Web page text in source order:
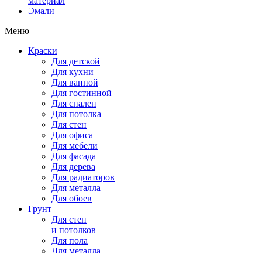
Эмали
Меню
Краски
Для детской
Для кухни
Для ванной
Для гостинной
Для спален
Для потолка
Для стен
Для офиса
Для мебели
Для фасада
Для дерева
Для радиаторов
Для металла
Для обоев
Грунт
Для стен
и потолков
Для пола
Для металла